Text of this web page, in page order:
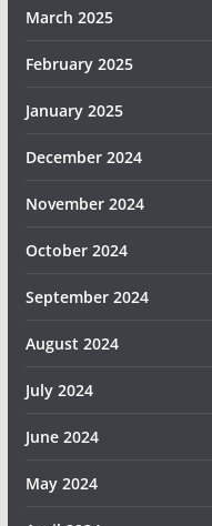
March 2025
February 2025
January 2025
December 2024
November 2024
October 2024
September 2024
August 2024
July 2024
June 2024
May 2024